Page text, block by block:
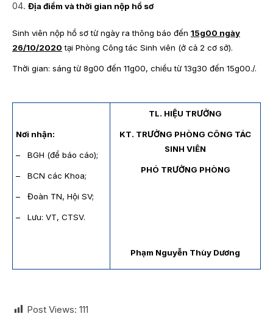
Địa điểm và thời gian nộp hồ sơ
Sinh viên nộp hồ sơ từ ngày ra thông báo đến 15g00 ngày
26/10/2020 tại Phòng Công tác Sinh viên (ở cả 2 cơ sở).
Thời gian: sáng từ 8g00 đến 11g00, chiều từ 13g30 đến 15g00./.
Nơi nhận:
– BGH (để báo cáo);
– BCN các Khoa;
– Đoàn TN, Hội SV;
– Lưu: VT, CTSV.
TL. HIỆU TRƯỞNG
KT. TRƯỞNG PHÒNG CÔNG TÁC
SINH VIÊN
PHÓ TRƯỞNG PHÒNG
Phạm Nguyễn Thùy Dương
Post Views: 111